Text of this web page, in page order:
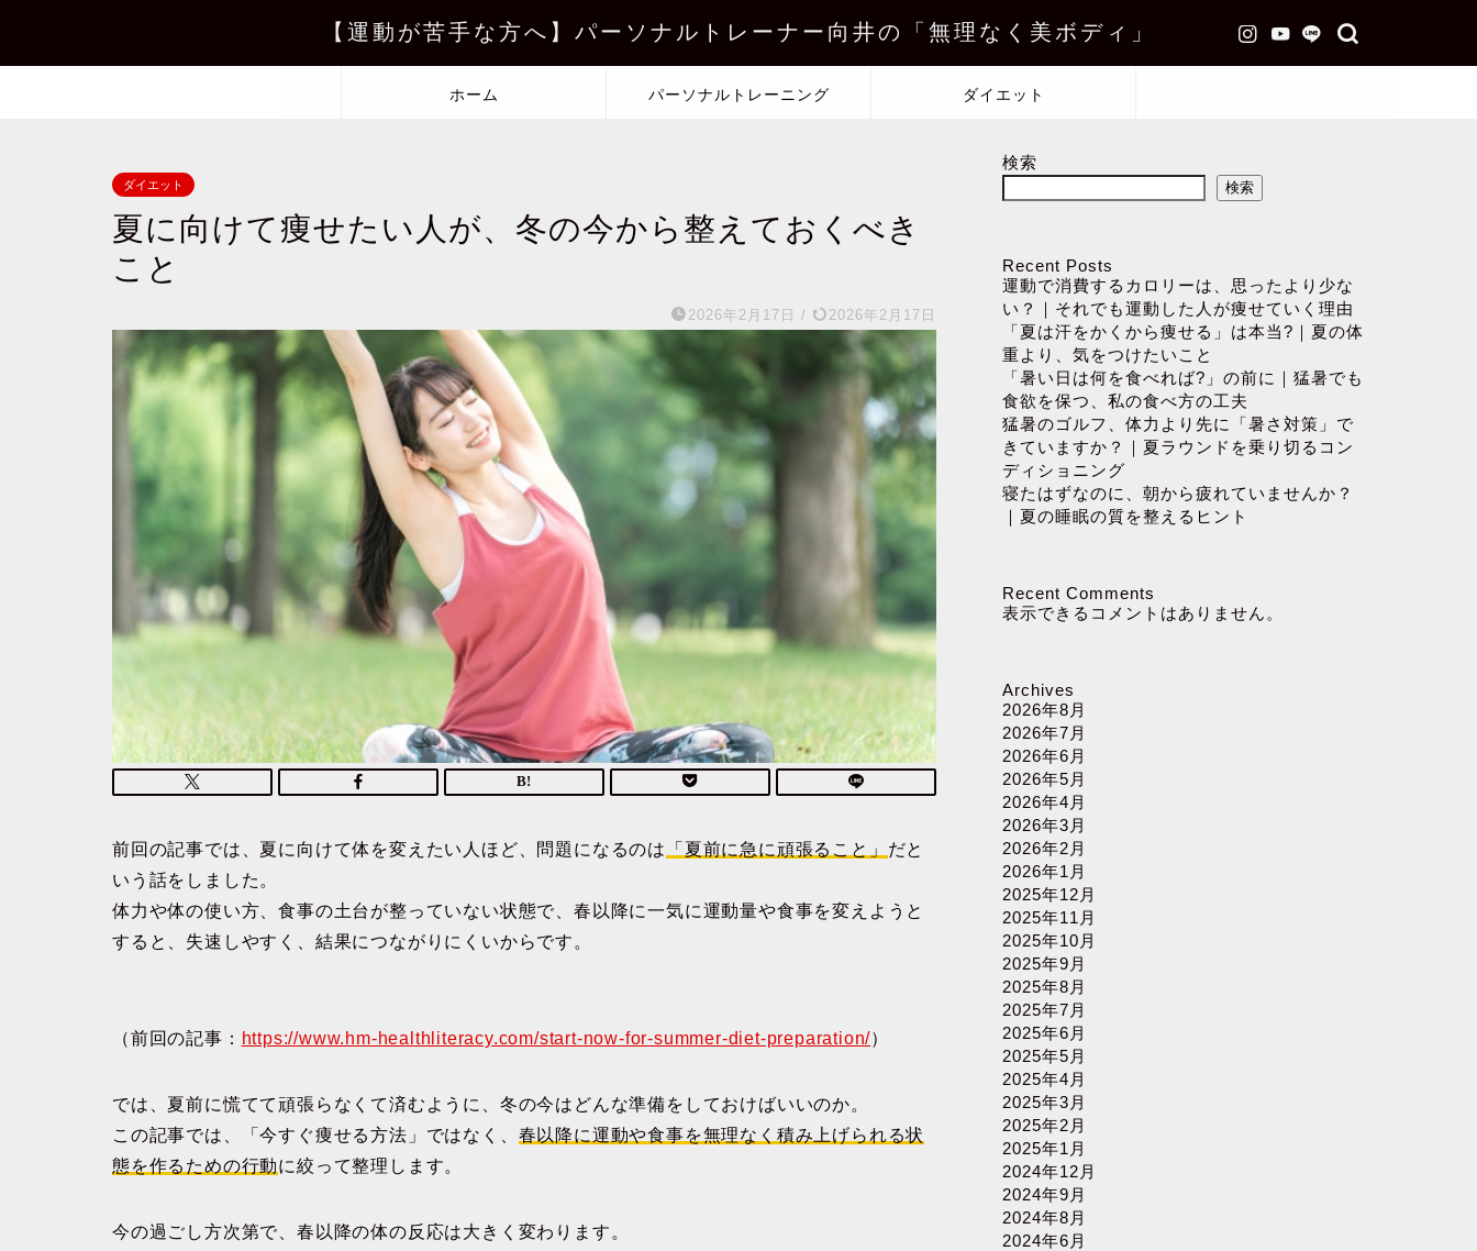
【運動が苦手な方へ】パーソナルトレーナー向井の「無理なく美ボディ」
ホーム パーソナルトレーニング ダイエット
ダイエット
夏に向けて痩せたい人が、冬の今から整えておくべき
こと
2026年2月17日 / 2026年2月17日
前回の記事では、夏に向けて体を変えたい人ほど、問題になるのは 「夏前に急に頑張ること」 だと
いう話をしました。
体力や体の使い方、食事の土台が整っていない状態で、春以降に一気に運動量や食事を変えようと
すると、失速しやすく、結果につながりにくいからです。
（前回の記事： https://www.hm-healthliteracy.com/start-now-for-summer-diet-preparation/）
では、 夏前に慌てて頑張らなくて済むように、冬の今はどんな準備をしておけばいいのか。
この記事では、「今すぐ痩せる方法」ではなく、 春以降に運動や食事を無理なく積み上げられる状
態を作るための行動に絞って整理します。
今の過ごし方次第で、春以降の体の反応は大きく変わります。
検索
検索
Recent Posts
運動で消費するカロリーは、思ったより少な
い？｜それでも運動した人が痩せていく理由
「夏は汗をかくから痩せる」は本当?｜夏の体
重より、気をつけたいこと
「暑い日は何を食べれば?」の前に｜猛暑でも
食欲を保つ、私の食べ方の工夫
猛暑のゴルフ、体力より先に「暑さ対策」で
きていますか？｜夏ラウンドを乗り切るコン
ディショニング
寝たはずなのに、朝から疲れていませんか？
｜夏の睡眠の質を整えるヒント
Recent Comments
表示できるコメントはありません。
Archives
2026年8月
2026年7月
2026年6月
2026年5月
2026年4月
2026年3月
2026年2月
2026年1月
2025年12月
2025年11月
2025年10月
2025年9月
2025年8月
2025年7月
2025年6月
2025年5月
2025年4月
2025年3月
2025年2月
2025年1月
2024年12月
2024年9月
2024年8月
2024年6月